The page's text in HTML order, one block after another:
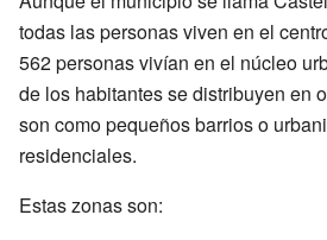
todas las personas viven en el
562 personas vivían en el núcleo
de los habitantes se distribuyen en
son como pequeños barrios o
residenciales.
Estas zonas son: